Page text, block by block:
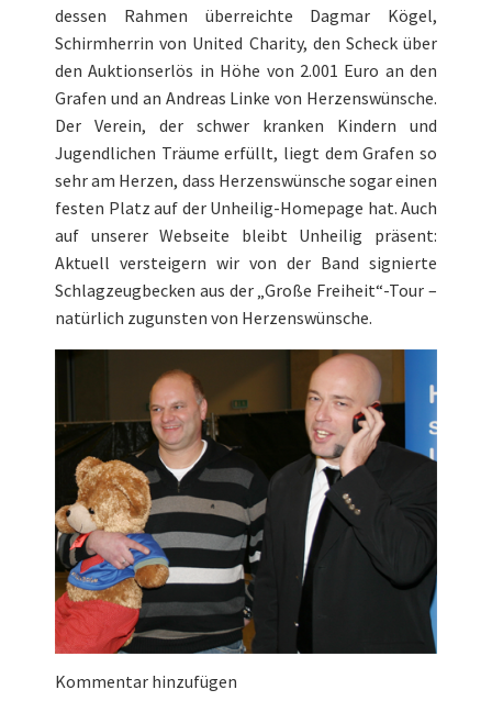
dessen Rahmen überreichte Dagmar Kögel,
Schirmherrin von United Charity, den Scheck über
den Auktionserlös in Höhe von 2.001 Euro an den
Grafen und an Andreas Linke von Herzenswünsche.
Der Verein, der schwer kranken Kindern und
Jugendlichen Träume erfüllt, liegt dem Grafen so
sehr am Herzen, dass Herzenswünsche sogar einen
festen Platz auf der Unheilig-Homepage hat. Auch
auf unserer Webseite bleibt Unheilig präsent:
Aktuell versteigern wir von der Band signierte
Schlagzeugbecken aus der „Große Freiheit“-Tour –
natürlich zugunsten von Herzenswünsche.
Kommentar hinzufügen